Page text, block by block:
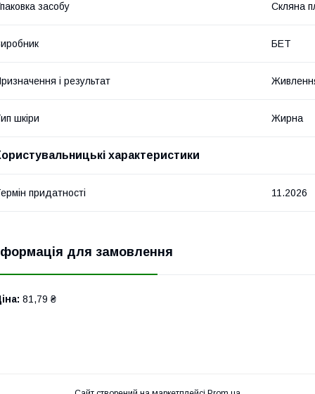
засобу Скляна
БЕТ
і результат
шкіри Жирна
характеристики
придатності 11.2026
для замовлення
81,79 ₴